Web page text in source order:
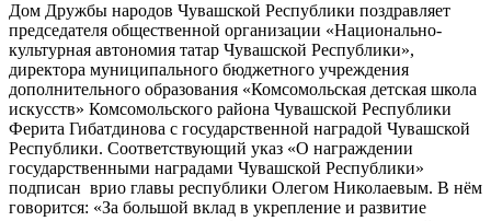
Дом Дружбы народов Чувашской Республики поздравляет
председателя общественной организации «Национально-
культурная автономия татар Чувашской Республики»,
директора муниципального бюджетного учреждения
дополнительного образования «Комсомольская детская школа
искусств» Комсомольского района Чувашской Республики
Ферита Гибатдинова с государственной наградой Чувашской
Республики. Соответствующий указ «О награждении
государственными наградами Чувашской Республики»
подписан врио главы республики Олегом Николаевым. В нём
говорится: «За большой вклад в укрепление и развитие